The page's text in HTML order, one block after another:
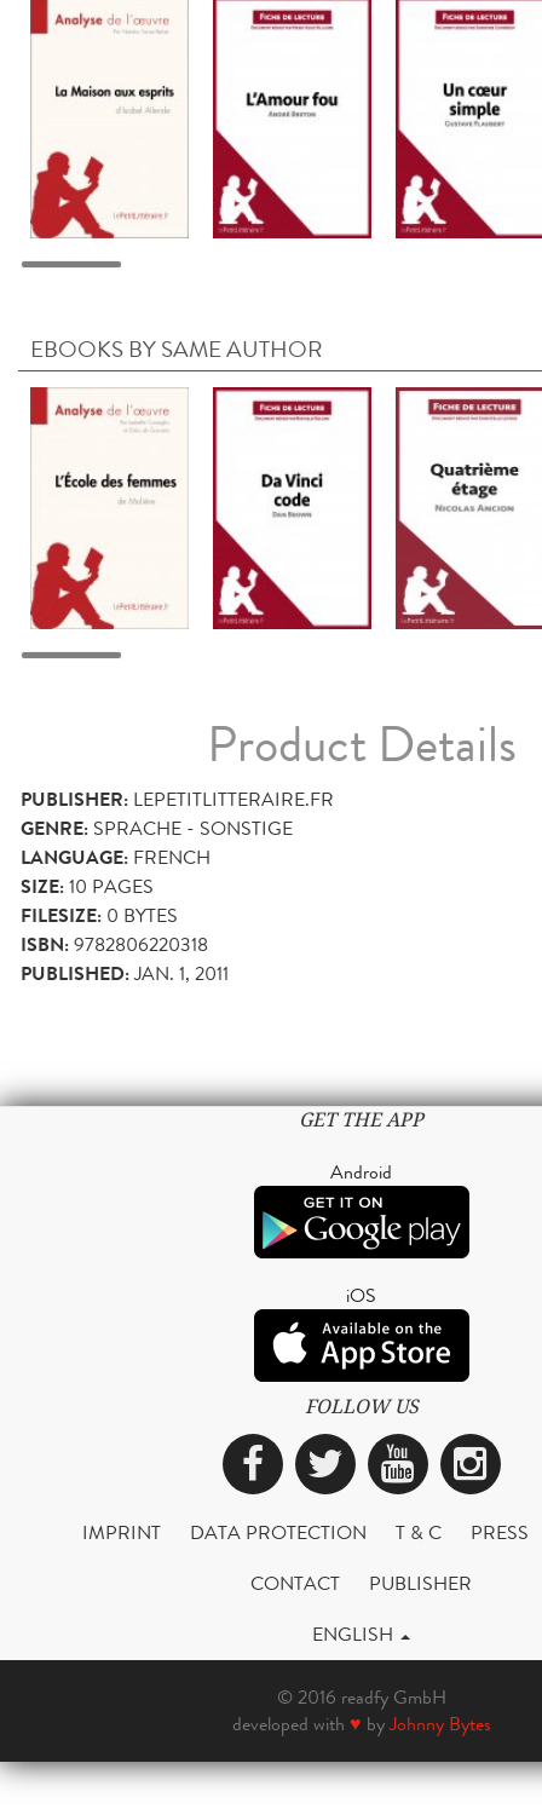
EBOOKS BY SAME AUTHOR
Product Details
PUBLISHER: LEPETITLITTERAIRE.FR
GENRE: SPRACHE - SONSTIGE
LANGUAGE: FRENCH
SIZE:10 PAGES
FILESIZE: 0 BYTES
ISBN:9782806220318
PUBLISHED:JAN. 1, 2011
GET THE APP
Android
iOS
FOLLOW US
Facebook
Twitter
IMPRINT DATA PROTECTION T & C
PRESS
CONTACT
PUBLISHER
ENGLISH
© 2016 readfy GmbH
developed with ♥ byJohnny Bytes